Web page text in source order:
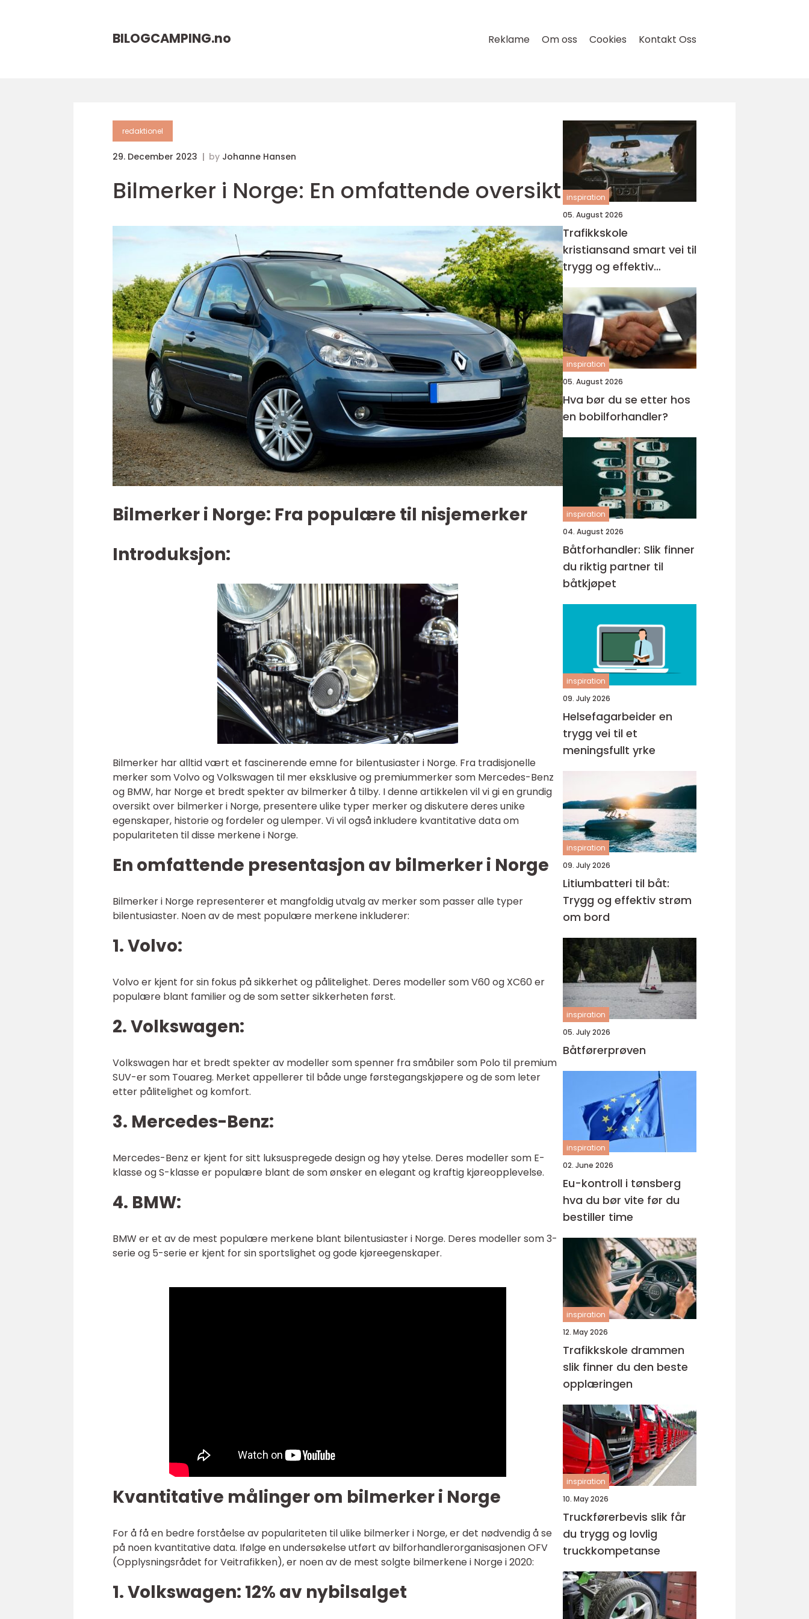
BILOGCAMPING.no Reklame Om oss Cookies Kontakt Oss
redaktionel
29. December 2023 by Johanne Hansen
Bilmerker i Norge: En omfattende oversikt
Bilmerker i Norge: Fra populære til nisjemerker
Introduksjon:
Bilmerker har alltid vært et fascinerende emne for bilentusiaster i Norge. Fra tradisjonelle
merker som Volvo og Volkswagen til mer eksklusive og premiummerker som Mercedes-Benz
og BMW, har Norge et bredt spekter av bilmerker å tilby. I denne artikkelen vil vi gi en grundig
oversikt over bilmerker i Norge, presentere ulike typer merker og diskutere deres unike
egenskaper, historie og fordeler og ulemper. Vi vil også inkludere kvantitative data om
populariteten til disse merkene i Norge.
En omfattende presentasjon av bilmerker i Norge
Bilmerker i Norge representerer et mangfoldig utvalg av merker som passer alle typer
bilentusiaster. Noen av de mest populære merkene inkluderer:
1. Volvo:
Volvo er kjent for sin fokus på sikkerhet og pålitelighet. Deres modeller som V60 og XC60 er
populære blant familier og de som setter sikkerheten først.
2. Volkswagen:
Volkswagen har et bredt spekter av modeller som spenner fra småbiler som Polo til premium
SUV-er som Touareg. Merket appellerer til både unge førstegangskjøpere og de som leter
etter pålitelighet og komfort.
3. Mercedes-Benz:
Mercedes-Benz er kjent for sitt luksuspregede design og høy ytelse. Deres modeller som E-
klasse og S-klasse er populære blant de som ønsker en elegant og kraftig kjøreopplevelse.
4. BMW:
BMW er et av de mest populære merkene blant bilentusiaster i Norge. Deres modeller som 3-
serie og 5-serie er kjent for sin sportslighet og gode kjøreegenskaper.
Kvantitative målinger om bilmerker i Norge
For å få en bedre forståelse av populariteten til ulike bilmerker i Norge, er det nødvendig å se
på noen kvantitative data. Ifølge en undersøkelse utført av bilforhandlerorganisasjonen OFV
(Opplysningsrådet for Veitrafikken), er noen av de mest solgte bilmerkene i Norge i 2020:
1. Volkswagen: 12% av nybilsalget
inspiration
05. August 2026
Trafikkskole
kristiansand smart vei til
trygg og effektiv
opplæring
inspiration
05. August 2026
Hva bør du se etter hos
en bobilforhandler?
inspiration
04. August 2026
Båtforhandler: Slik finner
du riktig partner til
båtkjøpet
inspiration
09. July 2026
Helsefagarbeider en
trygg vei til et
meningsfullt yrke
inspiration
09. July 2026
Litiumbatteri til båt:
Trygg og effektiv strøm
om bord
inspiration
05. July 2026
Båtførerprøven
inspiration
02. June 2026
Eu-kontroll i tønsberg
hva du bør vite før du
bestiller time
inspiration
12. May 2026
Trafikkskole drammen
slik finner du den beste
opplæringen
inspiration
10. May 2026
Truckførerbevis slik får
du trygg og lovlig
truckkompetanse